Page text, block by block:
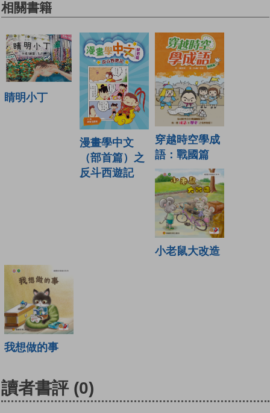
相關書籍
睛明小丁
漫畫學中文
（部首篇）之
反斗西遊記
穿越時空學成
語：戰國篇
小老鼠大改造
我想做的事
讀者書評 (0)